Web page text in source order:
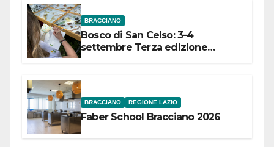
BRACCIANO
Bosco di San Celso: 3-4
settembre Terza edizione
BRACCIANO REGIONE LAZIO
Faber School Bracciano 2026